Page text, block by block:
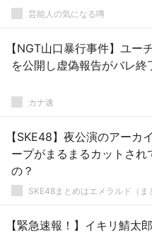
芸能人の気になる噂
【NGT山口暴行事件】ユー
を公開し虚偽報告がバレ終
カナ速
【SKE48】夜公演のアー
ープがまるまるカットさ
の？
SKE48まとめはエメラルド（ま
【緊急速報！】イキリ鯖太